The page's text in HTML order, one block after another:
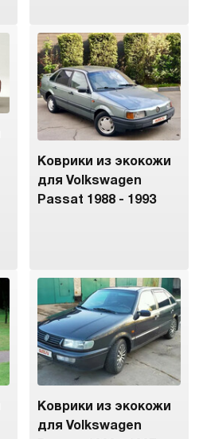
Коврики из экокожи
для Volkswagen
Passat 1988 - 1993
Коврики из экокожи
для Volkswagen